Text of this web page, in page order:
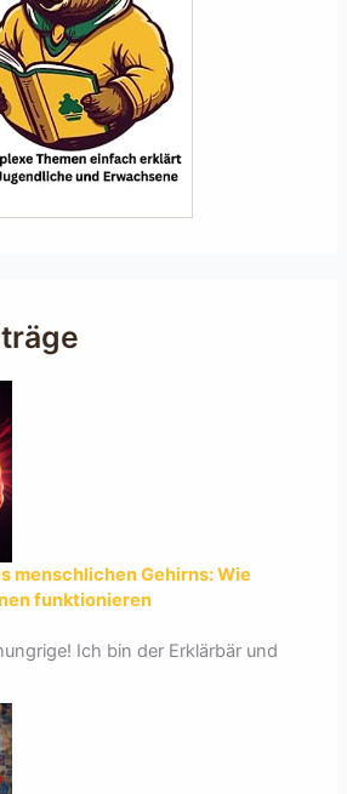
menschlichen Gehirns: Wie
funktionieren
Ich bin der Erklärbär und